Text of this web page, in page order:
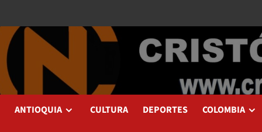
ANTIOQUIA CULTURA DEPORTES COLOMBIA